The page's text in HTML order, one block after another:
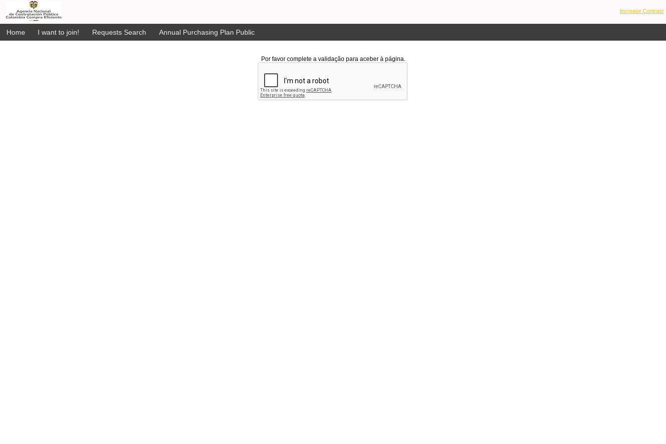
Increase Contrast
Home I want to join! Requests Search Annual Purchasing Plan Public
Por favor complete a validação para aceber à página.